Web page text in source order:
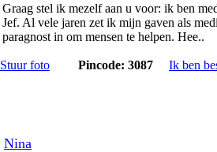
Graag stel ik mezelf aan u voor: ik ben
Jef. Al vele jaren zet ik mijn gaven als
paragnost in om mensen te helpen. Hee..
Stuur foto Pincode: 3087 Ik ben
Nina